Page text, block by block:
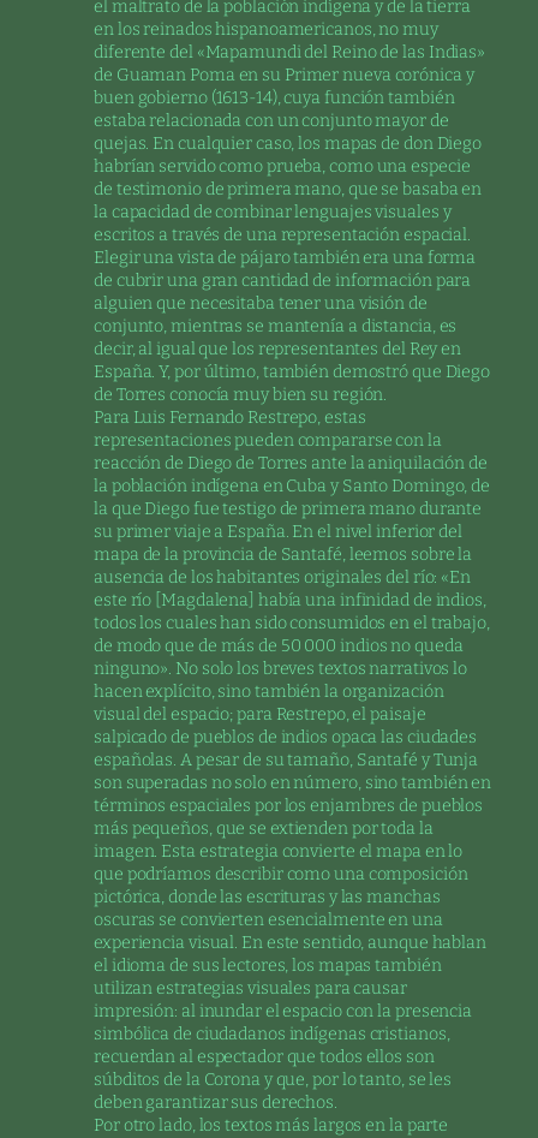
el maltrato de la población indígena y de la tierra
en los reinados hispanoamericanos, no muy
diferente del «Mapamundi del Reino de las Indias»
de Guaman Poma en su Primer nueva corónica y
buen gobierno (1613-14), cuya función también
estaba relacionada con un conjunto mayor de
quejas. En cualquier caso, los mapas de don Diego
habrían servido como prueba, como una especie
de testimonio de primera mano, que se basaba en
la capacidad de combinar lenguajes visuales y
escritos a través de una representación espacial.
Elegir una vista de pájaro también era una forma
de cubrir una gran cantidad de información para
alguien que necesitaba tener una visión de
conjunto, mientras se mantenía a distancia, es
decir, al igual que los representantes del Rey en
España. Y, por último, también demostró que Diego
de Torres conocía muy bien su región.
Para Luis Fernando Restrepo, estas
representaciones pueden compararse con la
reacción de Diego de Torres ante la aniquilación de
la población indígena en Cuba y Santo Domingo, de
la que Diego fue testigo de primera mano durante
su primer viaje a España. En el nivel inferior del
mapa de la provincia de Santafé, leemos sobre la
ausencia de los habitantes originales del río: «En
este río [Magdalena] había una infinidad de indios,
todos los cuales han sido consumidos en el trabajo,
de modo que de más de 50 000 indios no queda
ninguno». No solo los breves textos narrativos lo
hacen explícito, sino también la organización
visual del espacio; para Restrepo, el paisaje
salpicado de pueblos de indios opaca las ciudades
españolas. A pesar de su tamaño, Santafé y Tunja
son superadas no solo en número, sino también en
términos espaciales por los enjambres de pueblos
más pequeños, que se extienden por toda la
imagen. Esta estrategia convierte el mapa en lo
que podríamos describir como una composición
pictórica, donde las escrituras y las manchas
oscuras se convierten esencialmente en una
experiencia visual. En este sentido, aunque hablan
el idioma de sus lectores, los mapas también
utilizan estrategias visuales para causar
impresión: al inundar el espacio con la presencia
simbólica de ciudadanos indígenas cristianos,
recuerdan al espectador que todos ellos son
súbditos de la Corona y que, por lo tanto, se les
deben garantizar sus derechos.
Por otro lado, los textos más largos en la parte